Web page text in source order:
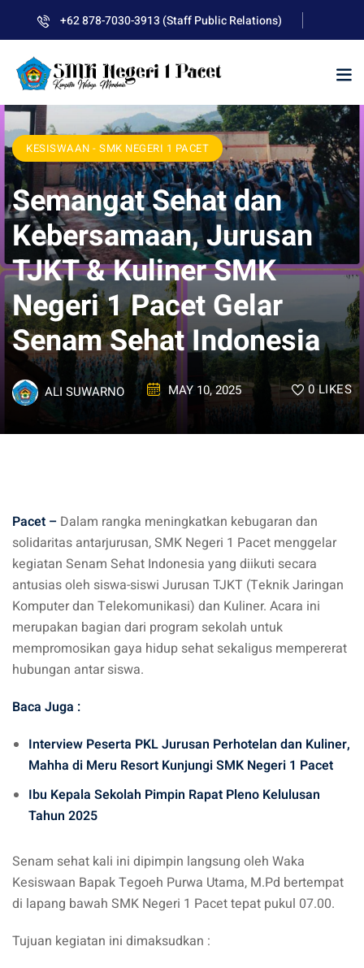
content
+62 878-7030-3913 (Staff Public Relations)
KESISWAAN - SMK NEGERI 1 PACET
Semangat Sehat dan
Kebersamaan, Jurusan
TJKT & Kuliner SMK
Negeri 1 Pacet Gelar
Senam Sehat Indonesia
ALI SUWARNO MAY 10, 2025 0LIKES
Pacet – Dalam rangka meningkatkan kebugaran dan
solidaritas antarjurusan, SMK Negeri 1 Pacet menggelar
kegiatan Senam Sehat Indonesia yang diikuti secara
antusias oleh siswa-siswi Jurusan TJKT (Teknik Jaringan
Komputer dan Telekomunikasi) dan Kuliner. Acara ini
merupakan bagian dari program sekolah untuk
mempromosikan gaya hidup sehat sekaligus mempererat
hubungan antar siswa.
Baca Juga :
Interview Peserta PKL Jurusan Perhotelan dan Kuliner,
Mahha di Meru Resort Kunjungi SMK Negeri 1 Pacet
Ibu Kepala Sekolah Pimpin Rapat Pleno Kelulusan
Tahun 2025
Senam sehat kali ini dipimpin langsung oleh Waka
Kesiswaan Bapak Tegoeh Purwa Utama, M.Pd bertempat
di lapang bawah SMK Negeri 1 Pacet tepat pukul 07.00.
Tujuan kegiatan ini dimaksudkan :